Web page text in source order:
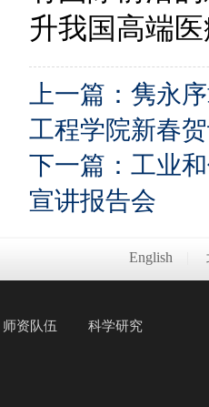
升我国高端
上一篇：隽永
工程学院新春
下一篇：工业
宣讲报告会
English
师资队伍
科学研究